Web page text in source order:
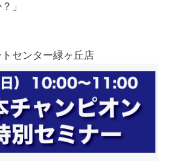
」
センター緑ヶ丘店